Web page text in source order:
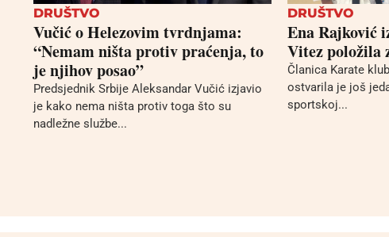
DRUŠTVO
Vučić o Helezovim tvrdnjama:
“Nemam ništa protiv praćenja, to
je njihov posao”
Predsjednik Srbije Aleksandar Vučić izjavio
je kako nema ništa protiv toga što su
nadležne službe...
DRUŠTVO
Ena Rajković
Vitez položila
Članica Karate
ostvarila je još
sportskoj...